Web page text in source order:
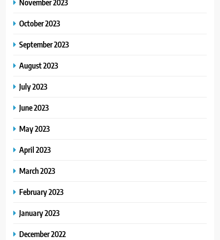
November 2023
October 2023
September 2023
August 2023
July 2023
June 2023
May 2023
April 2023
March 2023
February 2023
January 2023
December 2022